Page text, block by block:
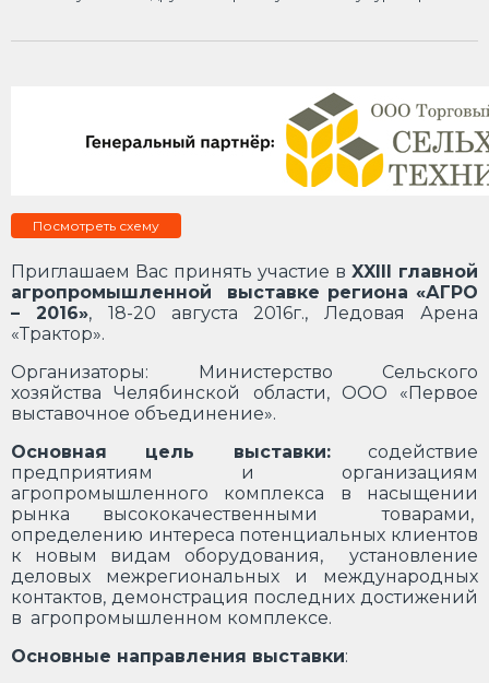
Посмотреть схему
Приглашаем Вас принять участие в XXIII главной
агропромышленной выставке региона «АГРО
– 2016», 18-20 августа 2016г., Ледовая Арена
«Трактор».
Организаторы: Министерство Сельского
хозяйства Челябинской области, ООО «Первое
выставочное объединение».
Основная цель выставки:содействие
предприятиям и организациям
агропромышленного комплекса в насыщении
рынка высококачественными товарами,
определению интереса потенциальных клиентов
к новым видам оборудования, установление
деловых межрегиональных и международных
контактов, демонстрация последних достижений
в агропромышленном комплексе.
Основные направления выставки: